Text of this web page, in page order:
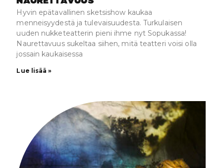
Hyvin epätavallinen sketsishow kaukaa
menneisyydestä ja tulevaisuudesta. Turkulaisen
uuden nukketeatterin pieni ihme nyt Sopukassa!
Naurettavuus sukeltaa siihen, mitä teatteri voisi olla
jossain kaukaisessa
Lue lisää »